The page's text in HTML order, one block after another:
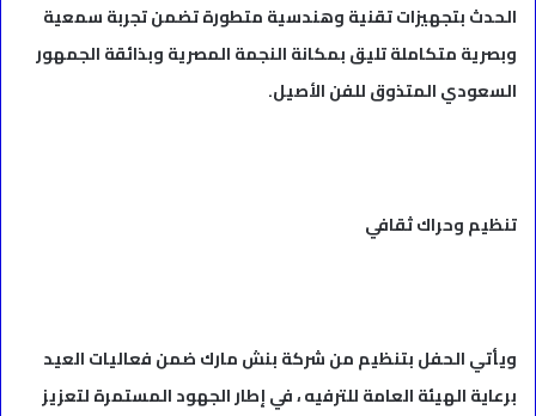
الحدث بتجهيزات تقنية وهندسية متطورة تضمن تجربة سمعية
وبصرية متكاملة تليق بمكانة النجمة المصرية وبذائقة الجمهور
السعودي المتذوق للفن الأصيل.
تنظيم وحراك ثقافي
ويأتي الحفل بتنظيم من شركة بنش مارك ضمن فعاليات العيد
برعاية الهيئة العامة للترفيه ، في إطار الجهود المستمرة لتعزيز